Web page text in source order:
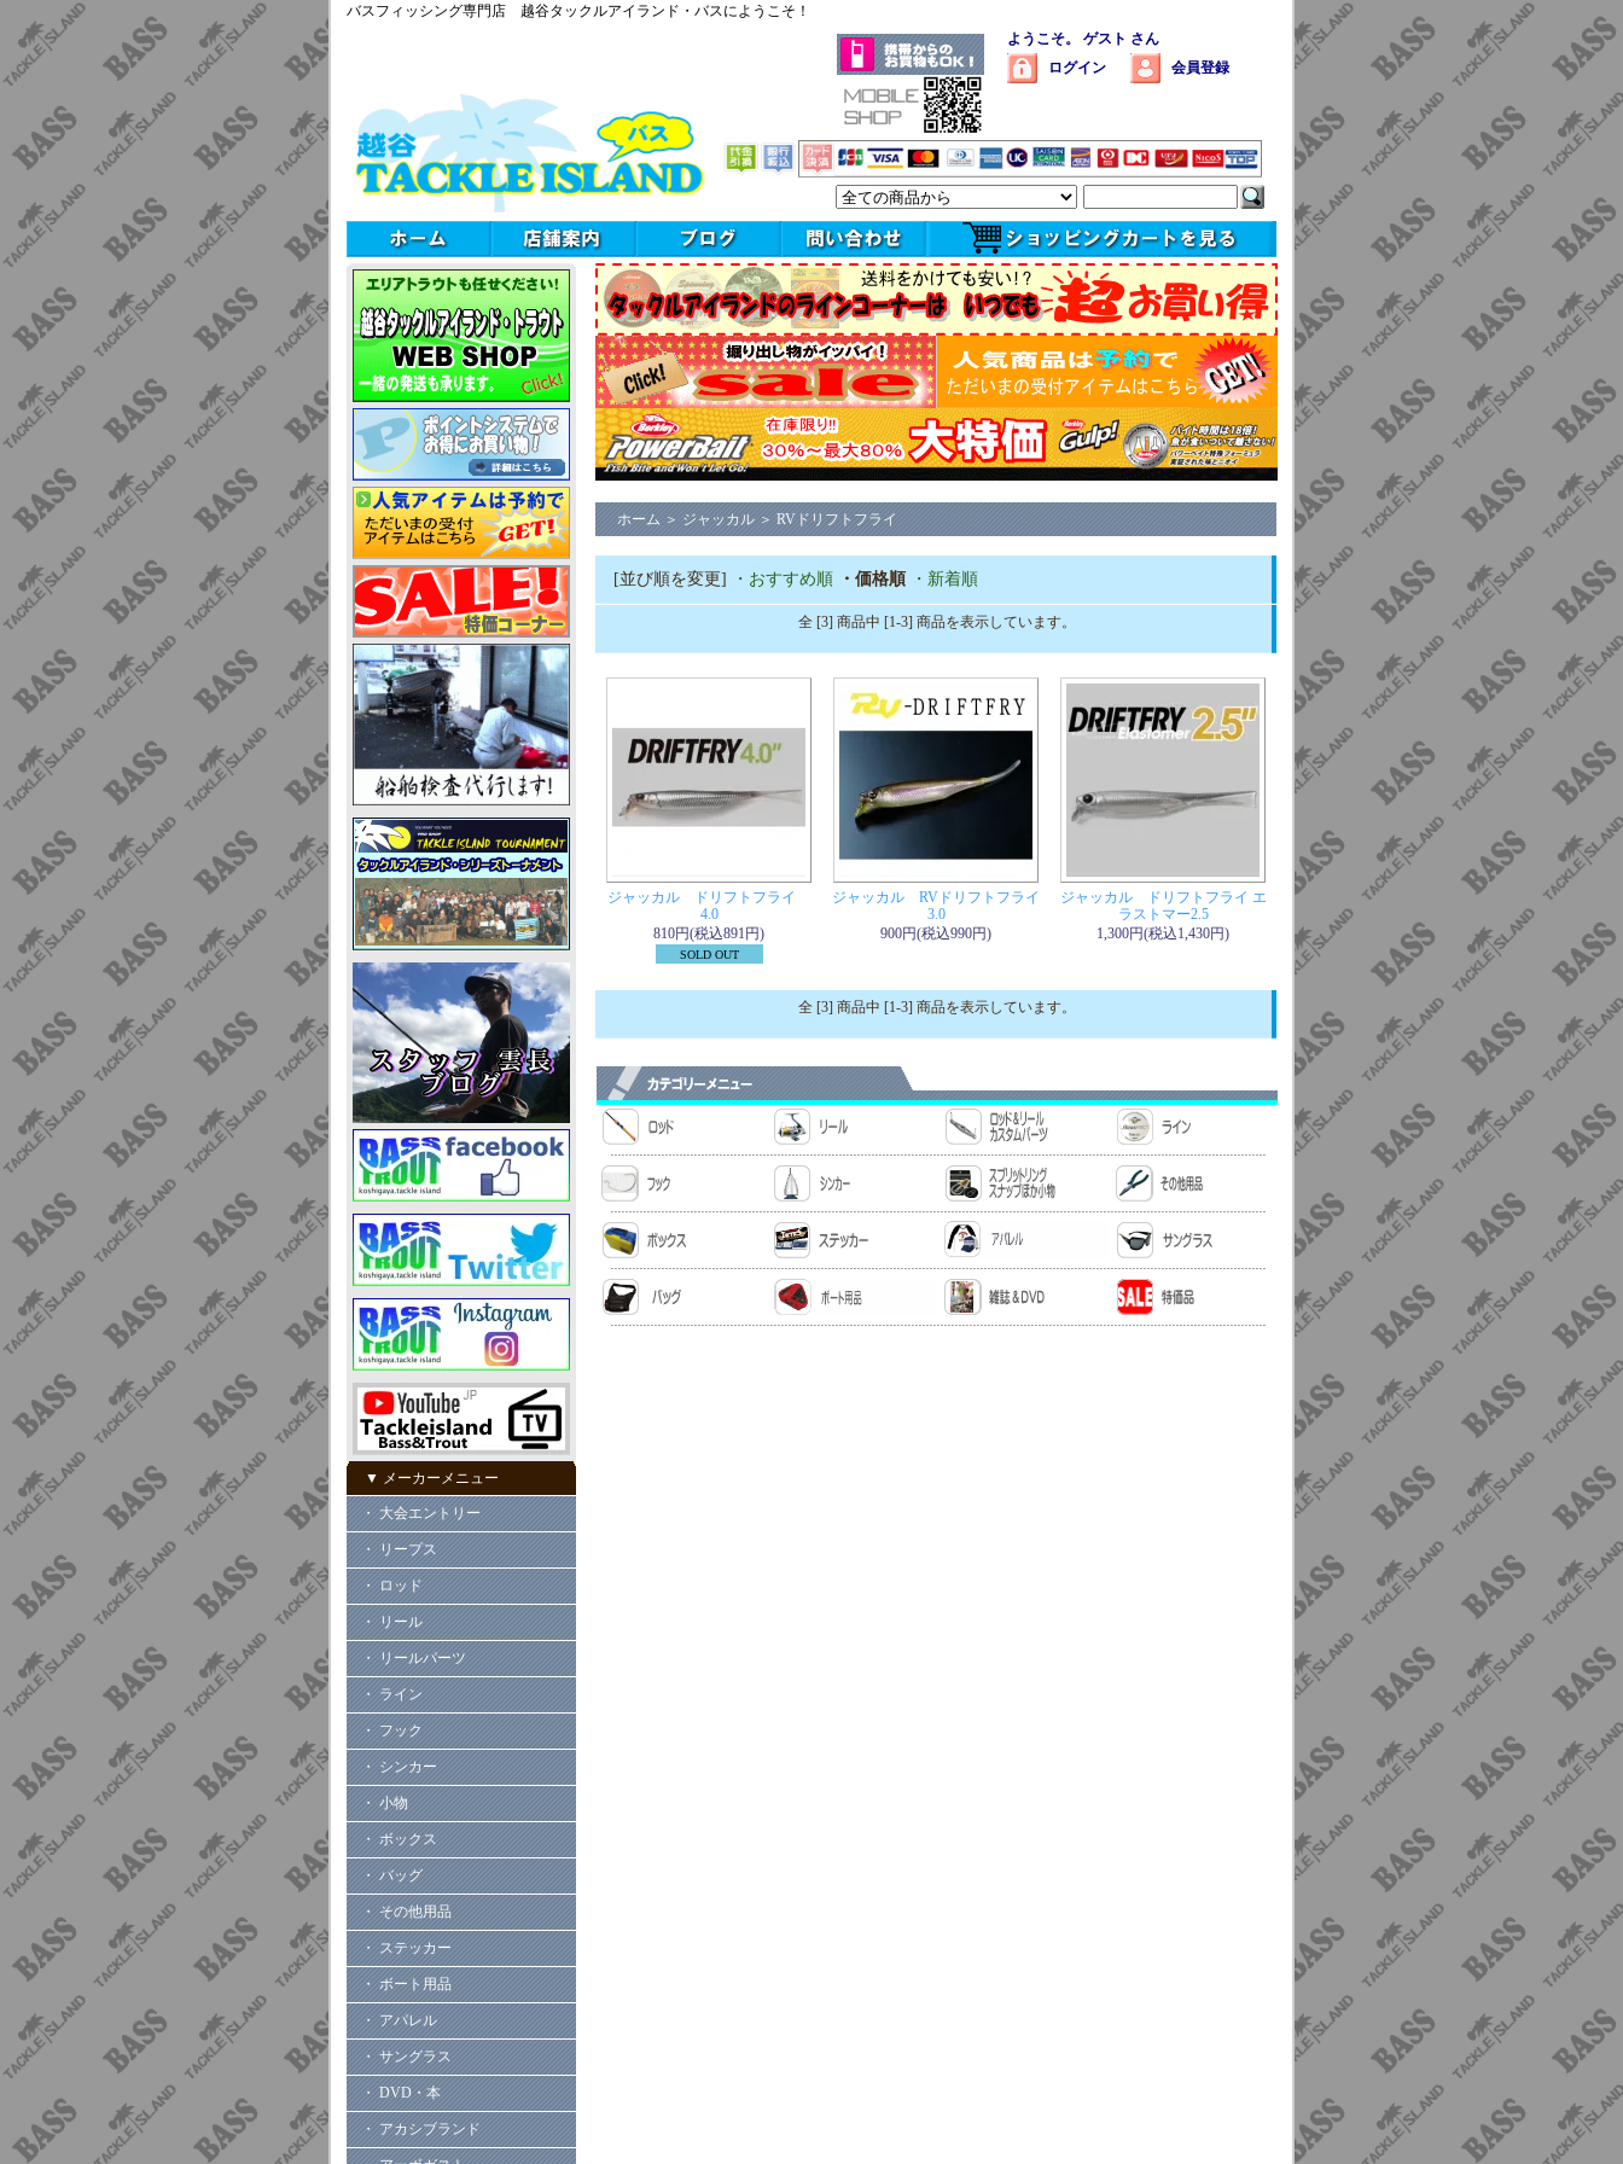
バスフィッシング専門店 越谷タックルアイランド・バスにようこそ！
ようこそ。 ゲスト さん
ログイン
会員登録
▼ メーカーメニュー
・ 大会エントリー
・ リープス
・ ロッド
・ リール
・ リールパーツ
・ ライン
・ フック
・ シンカー
・ 小物
・ ボックス
・ バッグ
・ その他用品
・ ステッカー
・ ボート用品
・ アパレル
・ サングラス
・ DVD・本
・ アカシブランド
ホーム ＞ ジャッカル ＞ RVドリフトフライ
[並び順を変更] ・おすすめ順 ・価格順 ・新着順
全 [3] 商品中 [1-3] 商品を表示しています。
ジャッカル ドリフトフライ
4.0
810円(税込891円)
SOLD OUT
ジャッカル RVドリフトフライ
3.0
900円(税込990円)
ジャッカル ドリフトフライ エ
ラストマー2.5
1,300円(税込1,430円)
全 [3] 商品中 [1-3] 商品を表示しています。